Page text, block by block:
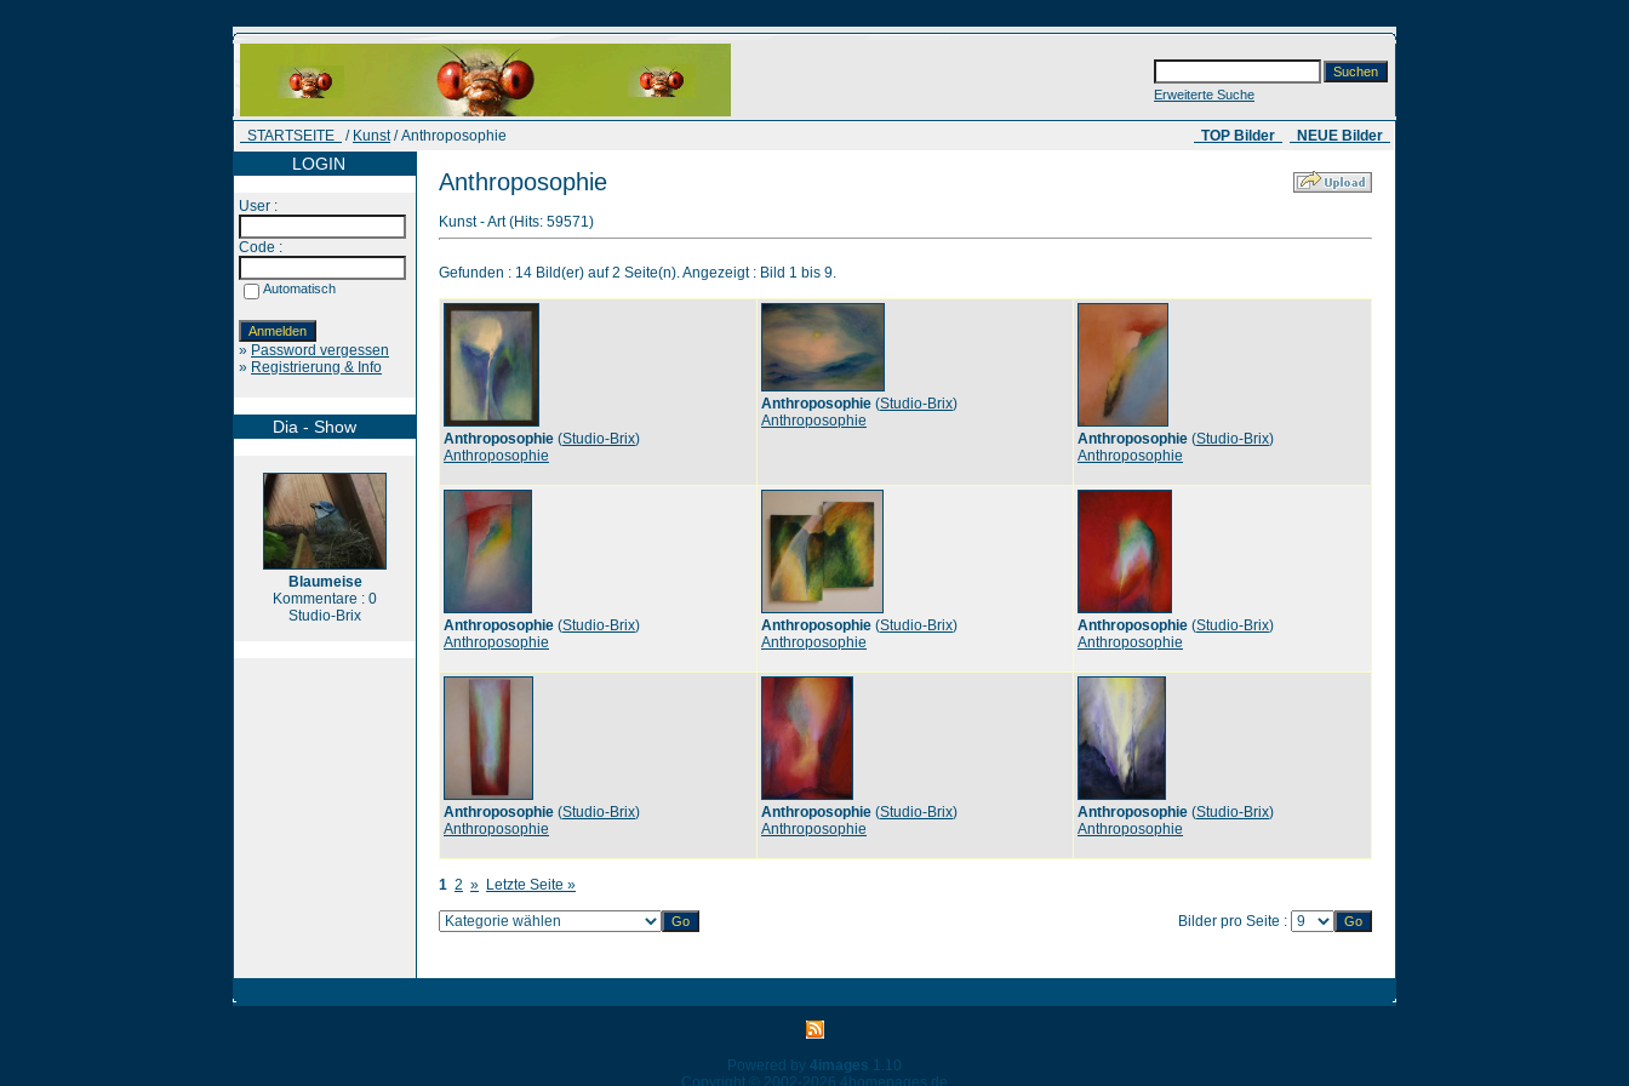
Erweiterte Suche
STARTSEITE / Kunst/ Anthroposophie ​ TOP Bilder NEUE Bilder
LOGIN
User :
Code :
Automatisch
» Password vergessen
» Registrierung & Info
Dia - Show
Blaumeise
Kommentare : 0
Studio-Brix
Anthroposophie
Kunst - Art (Hits: 59571)
Gefunden : 14 Bild(er) auf 2 Seite(n). Angezeigt : Bild 1 bis 9.
Anthroposophie (Studio-Brix)
Anthroposophie
Anthroposophie (Studio-Brix)
Anthroposophie
Anthroposophie (Studio-Brix)
Anthroposophie
Anthroposophie (Studio-Brix)
Anthroposophie
Anthroposophie (Studio-Brix)
Anthroposophie
Anthroposophie (Studio-Brix)
Anthroposophie
Anthroposophie (Studio-Brix)
Anthroposophie
Anthroposophie (Studio-Brix)
Anthroposophie
Anthroposophie (Studio-Brix)
Anthroposophie
1 2 » Letzte Seite »
Bilder pro Seite :
Powered by 4images 1.10
Copyright © 2002-2026 4homepages.de